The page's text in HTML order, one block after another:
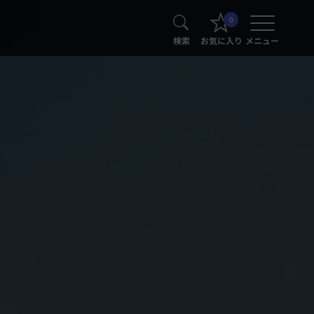
検索
0
お気に入り メニュー